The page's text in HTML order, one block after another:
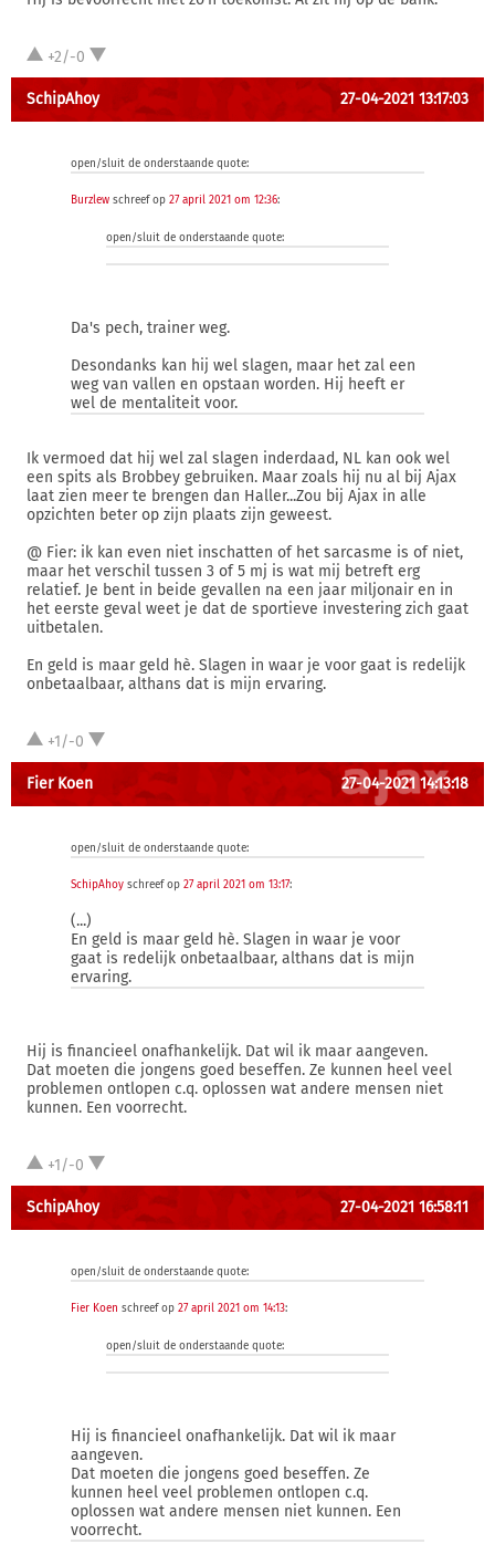
+2/-0
SchipAhoy 27-04-2021 13:17:03
open/sluit de onderstaande quote:
Burzlew schreef op 27 april 2021 om 12:36:
open/sluit de onderstaande quote:
Da's pech, trainer weg.
Desondanks kan hij wel slagen, maar het zal een
weg van vallen en opstaan worden. Hij heeft er
wel de mentaliteit voor.
Ik vermoed dat hij wel zal slagen inderdaad, NL kan ook wel
een spits als Brobbey gebruiken. Maar zoals hij nu al bij Ajax
laat zien meer te brengen dan Haller...Zou bij Ajax in alle
opzichten beter op zijn plaats zijn geweest.
@ Fier: ik kan even niet inschatten of het sarcasme is of niet,
maar het verschil tussen 3 of 5 mj is wat mij betreft erg
relatief. Je bent in beide gevallen na een jaar miljonair en in
het eerste geval weet je dat de sportieve investering zich gaat
uitbetalen.
En geld is maar geld hè. Slagen in waar je voor gaat is redelijk
onbetaalbaar, althans dat is mijn ervaring.
+1/-0
Fier Koen 27-04-2021 14:13:18
open/sluit de onderstaande quote:
SchipAhoy schreef op 27 april 2021 om 13:17:
(...)
En geld is maar geld hè. Slagen in waar je voor
gaat is redelijk onbetaalbaar, althans dat is mijn
ervaring.
Hij is financieel onafhankelijk. Dat wil ik maar aangeven.
Dat moeten die jongens goed beseffen. Ze kunnen heel veel
problemen ontlopen c.q. oplossen wat andere mensen niet
kunnen. Een voorrecht.
+1/-0
SchipAhoy 27-04-2021 16:58:11
open/sluit de onderstaande quote:
Fier Koen schreef op 27 april 2021 om 14:13:
open/sluit de onderstaande quote:
Hij is financieel onafhankelijk. Dat wil ik maar
aangeven.
Dat moeten die jongens goed beseffen. Ze
kunnen heel veel problemen ontlopen c.q.
oplossen wat andere mensen niet kunnen. Een
voorrecht.